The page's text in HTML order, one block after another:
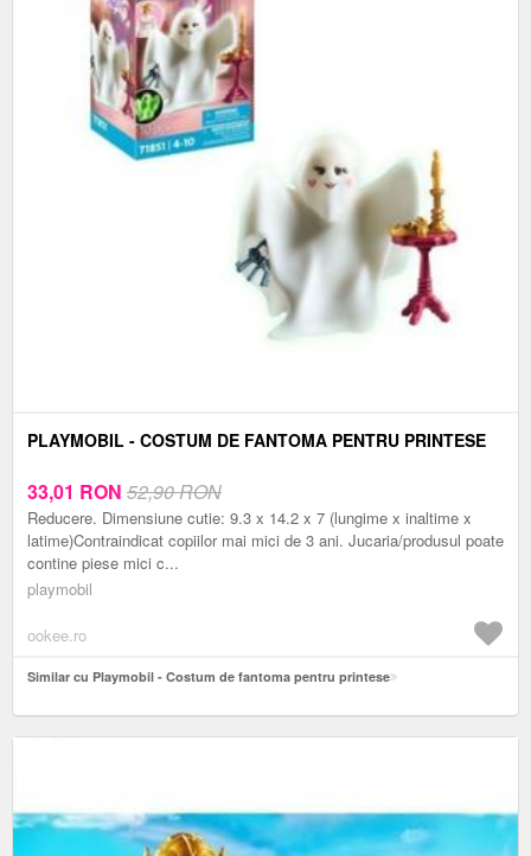
PLAYMOBIL - COSTUM DE FANTOMA PENTRU PRINTESE
33,01 RON 52,90 RON
Reducere. Dimensiune cutie: 9.3 x 14.2 x 7 (lungime x inaltime x
latime)Contraindicat copiilor mai mici de 3 ani. Jucaria/produsul poate
contine piese mici c...
playmobil
ookee.ro
Similar cu Playmobil - Costum de fantoma pentru printese